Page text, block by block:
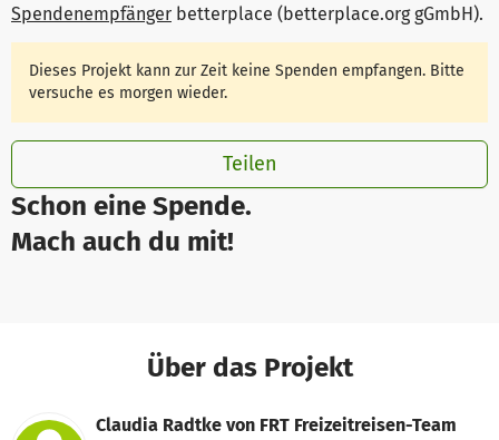
Schon eine Spende.
Mach auch du mit!
Spendenempfänger betterplace (betterplace.org gGmbH).
Dieses Projekt kann zur Zeit keine Spenden empfangen. Bitte
versuche es morgen wieder.
Teilen
Über das Projekt
Claudia Radtke von FRT Freizeitreisen-Team